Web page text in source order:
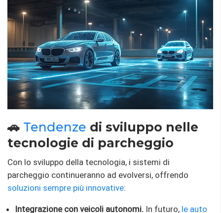
🚗 Tendenze di sviluppo nelle
tecnologie di parcheggio
Con lo sviluppo della tecnologia, i sistemi di
parcheggio continueranno ad evolversi, offrendo
soluzioni sempre più innovative:
Integrazione con veicoli autonomi. In futuro, le auto